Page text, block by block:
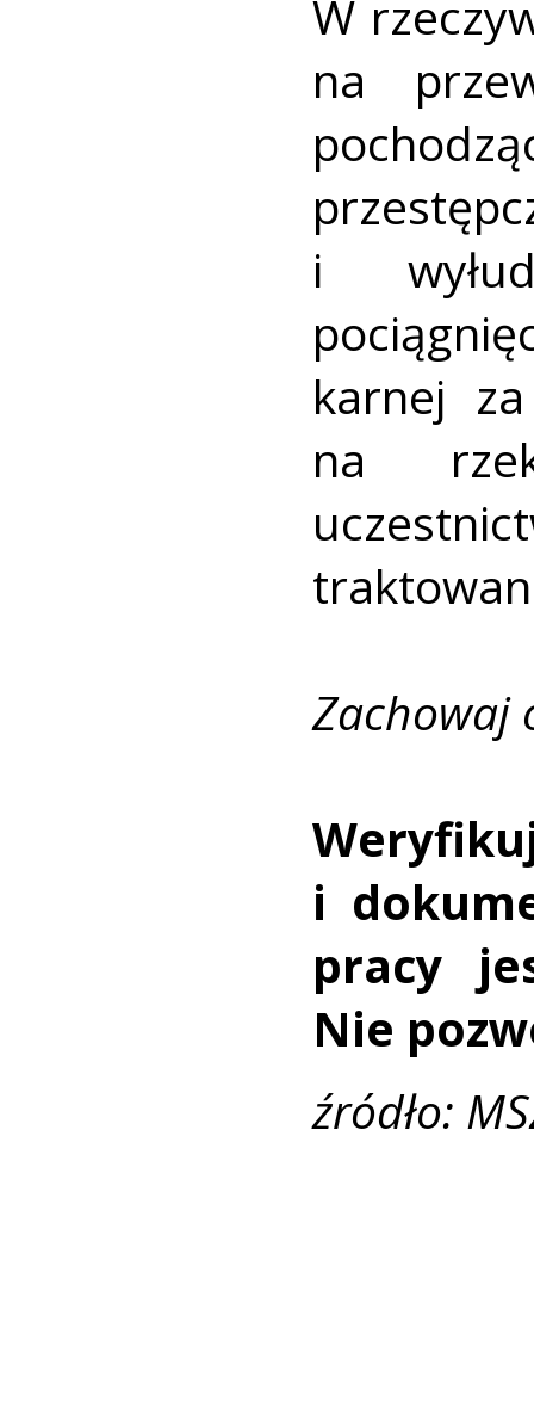
W
na
i
karnej
na
Zachowaj
i
pracy
Nie
źródło: